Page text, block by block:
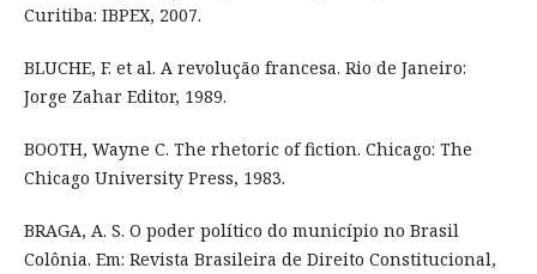
Curitiba: IBPEX, 2007.
BLUCHE, F. et al. A revolução francesa. Rio de Janeiro:
Jorge Zahar Editor, 1989.
BOOTH, Wayne C. The rhetoric of fiction. Chicago: The
Chicago University Press, 1983.
BRAGA, A. S. O poder político do município no Brasil
Colônia. Em: Revista Brasileira de Direito Constitucional,